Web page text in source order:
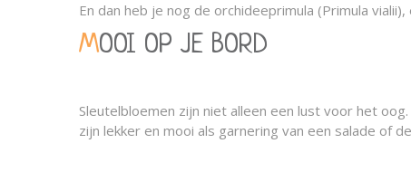
En dan heb je nog de orchideeprimula (Primula
MOOI OP JE BORD
Sleutelbloemen zijn niet alleen een lust voor het
zijn lekker en mooi als garnering van een salade of